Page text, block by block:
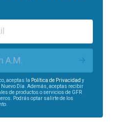
A.M.
aceptas la Política de Privacidad y
Nuevo Día. Además, aceptas recibir
de productos o servicios de GFR
Podrás optar salirte de los